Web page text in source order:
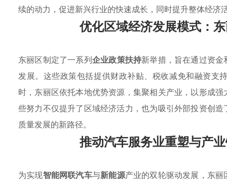
续的动力，促进新兴行业的快速成长，同时提升整体经济
优化区域经济发展模式：
东丽区制定了一系列企业政策扶持新举措，旨在通过资
发展。这些政策包括提供财政补贴、税收减免和融资支
时，东丽区依托本地优势资源，集聚相关产业，以形成
些努力不仅提升了区域经济活力，也为吸引外部投资创
质量发展的新路径。
推动汽车服务业重塑与产
为实现智能网联汽车与新能源产业的双轮驱动发展，东